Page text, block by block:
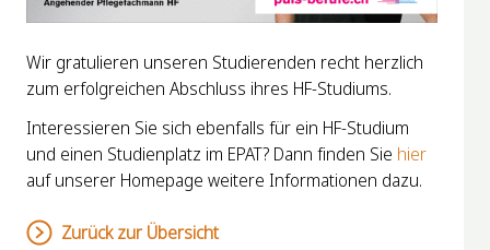
Wir gratulieren unseren Studierenden recht herzlich
zum erfolgreichen Abschluss ihres HF-Studiums.
Interessieren Sie sich ebenfalls für ein HF-Studium
und einen Studienplatz im EPAT? Dann finden Sie hier
auf unserer Homepage weitere Informationen dazu.
Zurück zur Übersicht